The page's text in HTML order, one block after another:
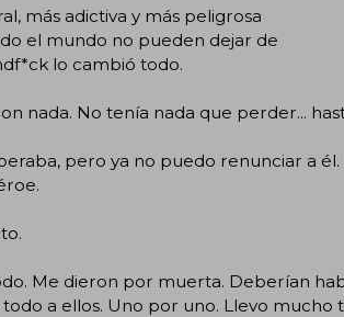
más adictiva y más peligrosa
el mundo no pueden dejar de
lo cambió todo.
nada. No tenía nada que perder...
pero ya no puedo renunciar a
Me dieron por muerta. Deberían
todo a ellos. Uno por uno. Llevo